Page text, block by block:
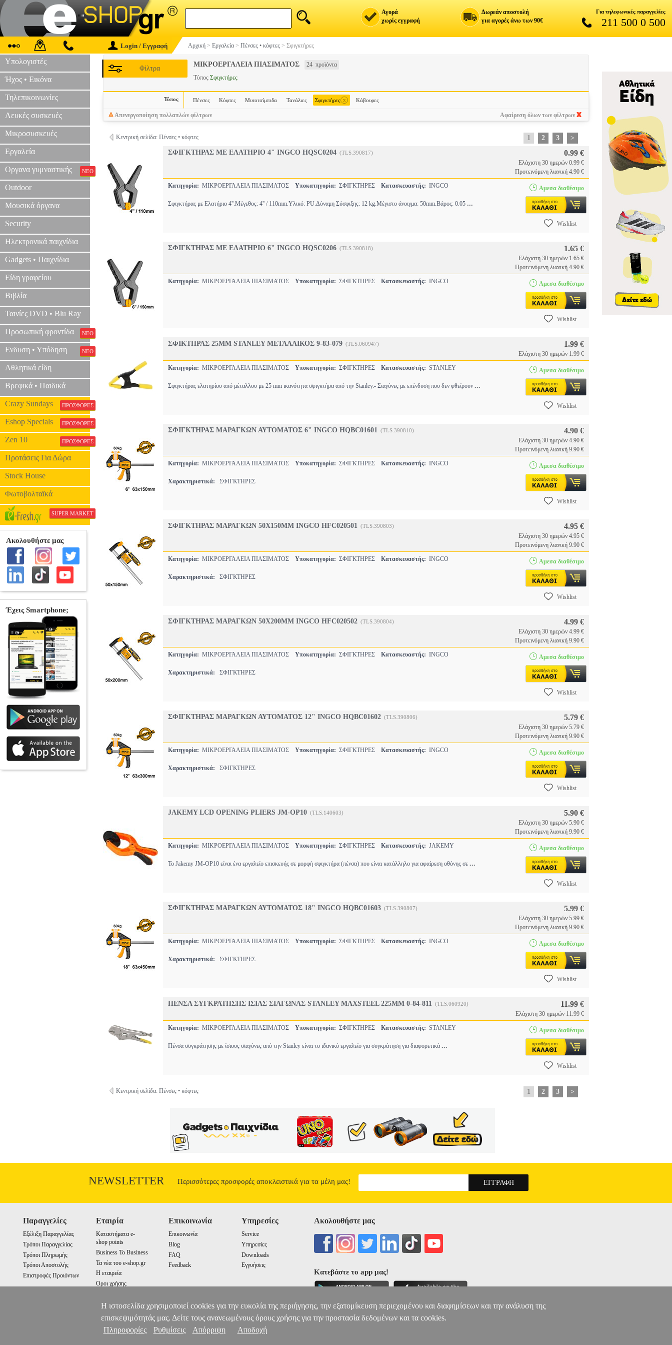
Αγορά
χωρίς εγγραφή
Δωρεάν αποστολή
για αγορές άνω των 90€
Για τηλεφωνικές παραγγελίες
211 500 0 500
Login / Εγγραφή Αρχική > Εργαλεία > Πένσες • κόφτες > Σφιγκτήρες
Υπολογιστές
Ήχος • Εικόνα
Τηλεπικοινωνίες
Λευκές συσκευές
Μικροσυσκευές
Εργαλεία
Οργανα γυμναστικής ΝΕΟ
Outdoor
Μουσικά όργανα
Security
Ηλεκτρονικά παιχνίδια
Gadgets • Παιχνίδια
Είδη γραφείου
Βιβλία
Ταινίες DVD • Blu Ray
Προσωπική φροντίδα ΝΕΟ
Ενδυση • Υπόδηση ΝΕΟ
Αθλητικά είδη
Βρεφικά • Παιδικά
Crazy Sundays ΠΡΟΣΦΟΡΕΣ
Eshop Specials ΠΡΟΣΦΟΡΕΣ
Zen 10 ΠΡΟΣΦΟΡΕΣ
Προτάσεις Για Δώρα
Stock House
Φωτοβολταϊκά
SUPER MARKET
ΜΙΚΡΟΕΡΓΑΛΕΙΑ ΠΙΑΣΙΜΑΤΟΣ 24 προϊόντα
Φίλτρα
Τύπος Σφιγκτήρες
Τύπος Πένσες Κόφτες Μυτοτσίμπιδα Τανάλιες Σφιγκτήρες x Κάβουρες
Απενεργοποίηση πολλαπλών φίλτρων Αφαίρεση όλων των φίλτρων
Κεντρική σελίδα: Πένσες • κόφτες 1 2 3
>
ΣΦΙΓΚΤΗΡΑΣ ΜΕ ΕΛΑΤΗΡΙΟ 4" INGCO HQSC0204 (TLS.390817) 0.99 €
Ελάχιστη 30 ημερών 0.99 €
Προτεινόμενη λιανική 4.90 €
Κατηγορία: ΜΙΚΡΟΕΡΓΑΛΕΙΑ ΠΙΑΣΙΜΑΤΟΣ Υποκατηγορία: ΣΦΙΓΚΤΗΡΕΣ Κατασκευαστής: INGCO
Σφιγκτήρας με Ελατήριο 4''.Μέγεθος: 4'' / 110mm.Υλικό: PU.Δύναμη Σύσφιξης: 12 kg.Μέγιστο άνοιγμα: 50mm.Βάρος: 0.05 ...
Αμεσα διαθέσιμο
Wishlist
ΣΦΙΓΚΤΗΡΑΣ ΜΕ ΕΛΑΤΗΡΙΟ 6" INGCO HQSC0206 (TLS.390818) 1.65 €
Ελάχιστη 30 ημερών 1.65 €
Προτεινόμενη λιανική 4.90 €
Κατηγορία: ΜΙΚΡΟΕΡΓΑΛΕΙΑ ΠΙΑΣΙΜΑΤΟΣ Υποκατηγορία: ΣΦΙΓΚΤΗΡΕΣ Κατασκευαστής: INGCO Αμεσα διαθέσιμο
Wishlist
ΣΦΙΚΤΗΡΑΣ 25MM STANLEY ΜΕΤΑΛΛΙΚΟΣ 9-83-079 (TLS.060947) 1.99 €
Ελάχιστη 30 ημερών 1.99 €
Κατηγορία: ΜΙΚΡΟΕΡΓΑΛΕΙΑ ΠΙΑΣΙΜΑΤΟΣ Υποκατηγορία: ΣΦΙΓΚΤΗΡΕΣ Κατασκευαστής: STANLEY
Σφιγκτήρας ελατηρίου από μέταλλου με 25 mm ικανότητα σφιγκτήρα από την Stanley.- Σιαγόνες με επένδυση που δεν φθείρουν ...
Αμεσα διαθέσιμο
Wishlist
ΣΦΙΓΚΤΗΡΑΣ ΜΑΡΑΓΚΩΝ ΑΥΤΟΜΑΤΟΣ 6" INGCO HQBC01601 (TLS.390810) 4.90 €
Ελάχιστη 30 ημερών 4.90 €
Προτεινόμενη λιανική 9.90 €
Κατηγορία: ΜΙΚΡΟΕΡΓΑΛΕΙΑ ΠΙΑΣΙΜΑΤΟΣ Υποκατηγορία: ΣΦΙΓΚΤΗΡΕΣ Κατασκευαστής: INGCO
Χαρακτηριστικά: ΣΦΙΓΚΤΗΡΕΣ
Αμεσα διαθέσιμο
Wishlist
ΣΦΙΓΚΤΗΡΑΣ ΜΑΡΑΓΚΩΝ 50X150MM INGCO HFC020501 (TLS.390803) 4.95 €
Ελάχιστη 30 ημερών 4.95 €
Προτεινόμενη λιανική 9.90 €
Κατηγορία: ΜΙΚΡΟΕΡΓΑΛΕΙΑ ΠΙΑΣΙΜΑΤΟΣ Υποκατηγορία: ΣΦΙΓΚΤΗΡΕΣ Κατασκευαστής: INGCO
Χαρακτηριστικά: ΣΦΙΓΚΤΗΡΕΣ
Αμεσα διαθέσιμο
Wishlist
ΣΦΙΓΚΤΗΡΑΣ ΜΑΡΑΓΚΩΝ 50X200MM INGCO HFC020502 (TLS.390804) 4.99 €
Ελάχιστη 30 ημερών 4.99 €
Προτεινόμενη λιανική 9.90 €
Κατηγορία: ΜΙΚΡΟΕΡΓΑΛΕΙΑ ΠΙΑΣΙΜΑΤΟΣ Υποκατηγορία: ΣΦΙΓΚΤΗΡΕΣ Κατασκευαστής: INGCO
Χαρακτηριστικά: ΣΦΙΓΚΤΗΡΕΣ
Αμεσα διαθέσιμο
Wishlist
ΣΦΙΓΚΤΗΡΑΣ ΜΑΡΑΓΚΩΝ ΑΥΤΟΜΑΤΟΣ 12" INGCO HQBC01602 (TLS.390806) 5.79 €
Ελάχιστη 30 ημερών 5.79 €
Προτεινόμενη λιανική 9.90 €
Κατηγορία: ΜΙΚΡΟΕΡΓΑΛΕΙΑ ΠΙΑΣΙΜΑΤΟΣ Υποκατηγορία: ΣΦΙΓΚΤΗΡΕΣ Κατασκευαστής: INGCO
Χαρακτηριστικά: ΣΦΙΓΚΤΗΡΕΣ
Αμεσα διαθέσιμο
Wishlist
JAKEMY LCD OPENING PLIERS JM-OP10 (TLS.140603) 5.90 €
Ελάχιστη 30 ημερών 5.90 €
Προτεινόμενη λιανική 9.90 €
Κατηγορία: ΜΙΚΡΟΕΡΓΑΛΕΙΑ ΠΙΑΣΙΜΑΤΟΣ Υποκατηγορία: ΣΦΙΓΚΤΗΡΕΣ Κατασκευαστής: JAKEMY
Το Jakemy JM-OP10 είναι ένα εργαλείο επισκευής σε μορφή σφιγκτήρα (πένσα) που είναι κατάλληλο για αφαίρεση οθόνης σε ...
Αμεσα διαθέσιμο
Wishlist
ΣΦΙΓΚΤΗΡΑΣ ΜΑΡΑΓΚΩΝ ΑΥΤΟΜΑΤΟΣ 18" INGCO HQBC01603 (TLS.390807) 5.99 €
Ελάχιστη 30 ημερών 5.99 €
Προτεινόμενη λιανική 9.90 €
Κατηγορία: ΜΙΚΡΟΕΡΓΑΛΕΙΑ ΠΙΑΣΙΜΑΤΟΣ Υποκατηγορία: ΣΦΙΓΚΤΗΡΕΣ Κατασκευαστής: INGCO
Χαρακτηριστικά: ΣΦΙΓΚΤΗΡΕΣ
Αμεσα διαθέσιμο
Wishlist
ΠΕΝΣΑ ΣΥΓΚΡΑΤΗΣΗΣ ΙΣΙΑΣ ΣΙΑΓΩΝΑΣ STANLEY MAXSTEEL 225MM 0-84-811 (TLS.060920) 11.99 €
Ελάχιστη 30 ημερών 11.99 €
Κατηγορία: ΜΙΚΡΟΕΡΓΑΛΕΙΑ ΠΙΑΣΙΜΑΤΟΣ Υποκατηγορία: ΣΦΙΓΚΤΗΡΕΣ Κατασκευαστής: STANLEY
Πένσα συγκράτησης με ίσιους σιαγόνες από την Stanley είναι το ιδανικό εργαλείο για συγκράτηση για διαφορετικά ...
Αμεσα διαθέσιμο
Wishlist
Κεντρική σελίδα: Πένσες • κόφτες 1 2 3 >
NEWSLETTER Περισσότερες προσφορές αποκλειστικά για τα μέλη μας!
Παραγγελίες
Εξέλιξη Παραγγελίας
Τρόποι Παραγγελίας
Τρόποι Πληρωμής
Τρόποι Αποστολής
Επιστροφές Προιόντων
Εταιρία
Καταστήματα e-
shop points
Business To Business
Τα νέα του e-shop.gr
Η εταιρεία
Οροι χρήσης
Επικοινωνία
Επικοινωνία
Blog
FAQ
Feedback
Υπηρεσίες
Service
Υπηρεσίες
Downloads
Εγγυήσεις
Ακολουθήστε μας
Κατεβάστε το app μας!
Η ιστοσελίδα χρησιμοποιεί cookies για την ευκολία της περιήγησης, την εξατομίκευση περιεχομένου και διαφημίσεων και την ανάλυση της
επισκεψιμότητάς μας. Δείτε τους ανανεωμένους όρους χρήσης για την προστασία δεδομένων και τα cookies.
Πληροφορίες
Ρυθμίσεις Απόρριψη Αποδοχή